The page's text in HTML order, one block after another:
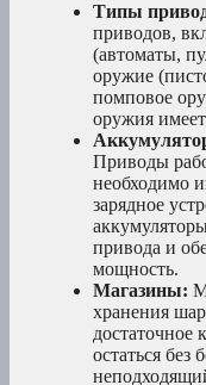
Типы
приводов,
(автоматы,
оружие
помповое
оружия
Приводы
необходимо
зарядное
привода и
мощность.
Магазины:
хранения
достаточное
остаться без